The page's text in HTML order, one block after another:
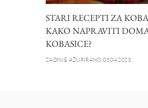
STARI RECEPTI ZA
KAKO NAPRAVITI
KOBASICE?
ZADNJE AŽURIRANO 03.04.2023.